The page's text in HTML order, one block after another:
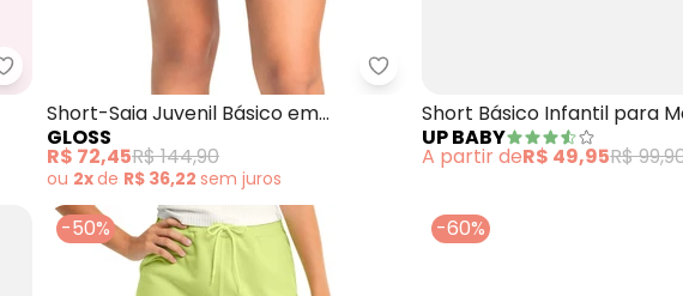
Milon - Short Infantil Menina em Algodão Milon (Verde)
Gloss - Short-Saia Juvenil
Short-Saia Juvenil Básico em
Moletom (Verde)
GLOSS
R$ 72,45R$ 144,90
ou 2xde R$ 36,22 sem juros
Short Básico Infantil para
(Verde)
UP BABY
A partir deR$ 49,95R$
-50% -60%